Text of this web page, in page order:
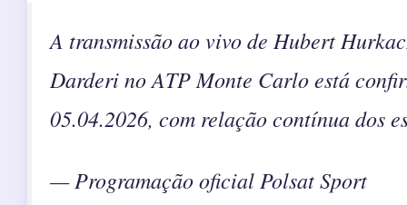
A transmissão ao vivo de Hubert
Darderi no ATP Monte Carlo está
05.04.2026, com relação contínua dos
— Programação oficial Polsat Sport